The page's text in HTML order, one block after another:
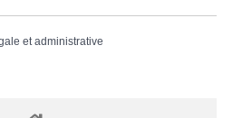
et administrative